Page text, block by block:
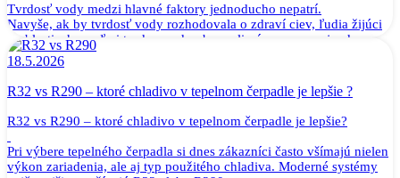
Tvrdosť vody medzi hlavné faktory jednoducho nepatrí.
Navyše, ak by tvrdosť vody rozhodovala o zdraví ciev, ľudia žijúci
v oblastiach s veľmi tvrdou vodou by mali výrazne menej srdcovo-
cievnych ochorení. Takéto jednoduché prepojenie však neexistuje.
Jednoducho povedané:
Tvrdá voda nie je zárukou zdravých ciev rovnako, ako zmäkčená
voda nie je príčinou ich poškodenia.
Mýtus č. 2: Minerály potrebujeme prijímať hlavne z vody
Toto je ďalší veľmi rozšírený omyl.
Áno, tvrdá voda obsahuje vápnik a horčík. Mnohí ľudia si však
neuvedomujú, aké malé množstvá minerálov sa v bežnej pitnej vode
18.5.2026
R32 vs R290 – ktoré chladivo v tepelnom čerpadle je lepšie ?
R32 vs R290 – ktoré chladivo v tepelnom čerpadle je lepšie?
Pri výbere tepelného čerpadla si dnes zákazníci často všímajú nielen
výkon zariadenia, ale aj typ použitého chladiva. Moderné systémy